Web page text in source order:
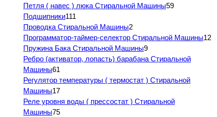
Петля ( навес ) люка Стиральной Машины59
Подшипники111
Проводка Стиральной Машины2
Программатор-таймер-селектор Стиральной Машины12
Пружина Бака Стиральной Машины9
Ребро (активатор, лопасть) барабана Стиральной
Машины61
Регулятор температуры ( термостат ) Стиральной
Машины17
Реле уровня воды ( прессостат ) Стиральной
Машины75